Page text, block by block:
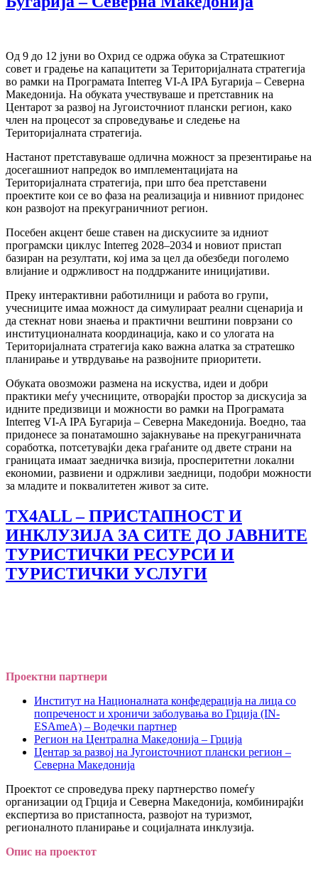
Од 9 до 12 јуни во Охрид се одржа обука за Стратешкиот
совет и градење на капацитети за Територијалната стратегија
во рамки на Програмата Interreg VI-A IPA Бугарија – Северна
Македонија. На обуката учествуваше и претставник на
Центарот за развој на Југоисточниот плански регион, како
член на процесот за спроведување и следење на
Територијалната стратегија.
Настанот претставуваше одлична можност за презентирање на
досегашниот напредок во имплементацијата на
Територијалната стратегија, при што беа претставени
проектите кои се во фаза на реализација и нивниот придонес
кон развојот на прекуграничниот регион.
Посебен акцент беше ставен на дискусиите за идниот
програмски циклус Interreg 2028–2034 и новиот пристап
базиран на резултати, кој има за цел да обезбеди поголемо
влијание и одржливост на поддржаните иницијативи.
Преку интерактивни работилници и работа во групи,
учесниците имаа можност да симулираат реални сценарија и
да стекнат нови знаења и практични вештини поврзани со
институционалната координација, како и со улогата на
Територијалната стратегија како важна алатка за стратешко
планирање и утврдување на развојните приоритети.
Обуката овозможи размена на искуства, идеи и добри
практики меѓу учесниците, отворајќи простор за дискусија за
идните предизвици и можности во рамки на Програмата
Interreg VI-A IPA Бугарија – Северна Македонија. Воедно, таа
придонесе за понатамошно зајакнување на прекуграничната
соработка, потсетувајќи дека граѓаните од двете страни на
границата имаат заедничка визија, просперитетни локални
економии, развиени и одржливи заедници, подобри можности
за младите и поквалитетен живот за сите.
TX4ALL – ПРИСТАПНОСТ И
ИНКЛУЗИЈА ЗА СИТЕ ДО ЈАВНИТЕ
ТУРИСТИЧКИ РЕСУРСИ И
ТУРИСТИЧКИ УСЛУГИ
Проектни партнери
Институт на Националната конфедерација на лица со
попреченост и хроничи заболувања во Грција (IN-
ESAmeA) – Водечки партнер
Регион на Централна Македонија – Грција
Центар за развој на Југоисточниот плански регион –
Северна Македонија
Проектот се спроведува преку партнерство помеѓу
организации од Грција и Северна Македонија, комбинирајќи
експертиза во пристапноста, развојот на туризмот,
регионалното планирање и социјалната инклузија.
Опис на проектот